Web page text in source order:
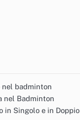
badminton
nel Badminton
in Singolo e in Doppio